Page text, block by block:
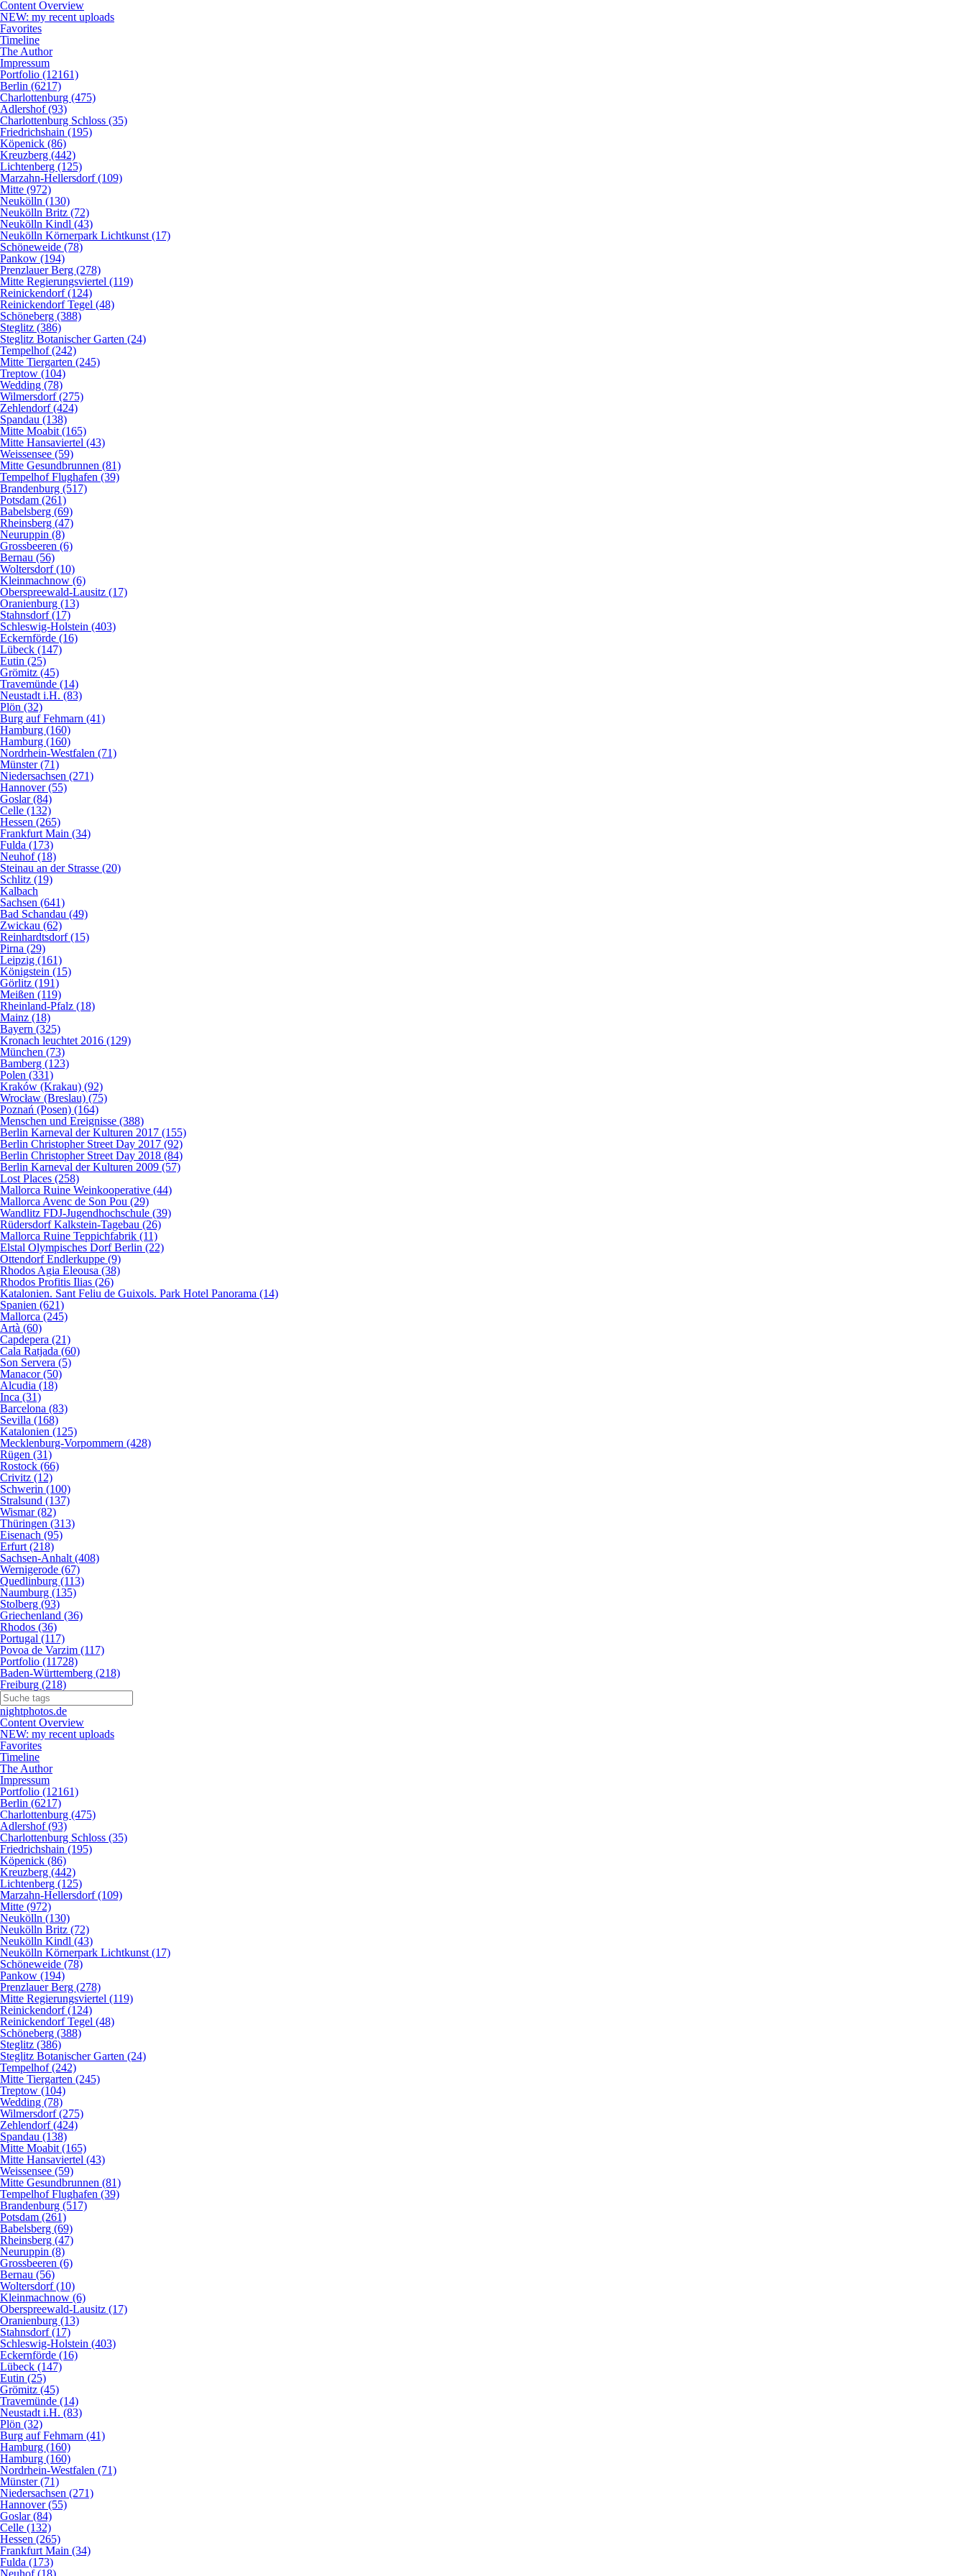
Content Overview
NEW: my recent uploads
Favorites
Timeline
The Author
Impressum
Portfolio (12161)
Berlin (6217)
Charlottenburg (475)
Adlershof (93)
Charlottenburg Schloss (35)
Friedrichshain (195)
Köpenick (86)
Kreuzberg (442)
Lichtenberg (125)
Marzahn-Hellersdorf (109)
Mitte (972)
Neukölln (130)
Neukölln Britz (72)
Neukölln Kindl (43)
Neukölln Körnerpark Lichtkunst (17)
Schöneweide (78)
Pankow (194)
Prenzlauer Berg (278)
Mitte Regierungsviertel (119)
Reinickendorf (124)
Reinickendorf Tegel (48)
Schöneberg (388)
Steglitz (386)
Steglitz Botanischer Garten (24)
Tempelhof (242)
Mitte Tiergarten (245)
Treptow (104)
Wedding (78)
Wilmersdorf (275)
Zehlendorf (424)
Spandau (138)
Mitte Moabit (165)
Mitte Hansaviertel (43)
Weissensee (59)
Mitte Gesundbrunnen (81)
Tempelhof Flughafen (39)
Brandenburg (517)
Potsdam (261)
Babelsberg (69)
Rheinsberg (47)
Neuruppin (8)
Grossbeeren (6)
Bernau (56)
Woltersdorf (10)
Kleinmachnow (6)
Oberspreewald-Lausitz (17)
Oranienburg (13)
Stahnsdorf (17)
Schleswig-Holstein (403)
Eckernförde (16)
Lübeck (147)
Eutin (25)
Grömitz (45)
Travemünde (14)
Neustadt i.H. (83)
Plön (32)
Burg auf Fehmarn (41)
Hamburg (160)
Hamburg (160)
Nordrhein-Westfalen (71)
Münster (71)
Niedersachsen (271)
Hannover (55)
Goslar (84)
Celle (132)
Hessen (265)
Frankfurt Main (34)
Fulda (173)
Neuhof (18)
Steinau an der Strasse (20)
Schlitz (19)
Kalbach
Sachsen (641)
Bad Schandau (49)
Zwickau (62)
Reinhardtsdorf (15)
Pirna (29)
Leipzig (161)
Königstein (15)
Görlitz (191)
Meißen (119)
Rheinland-Pfalz (18)
Mainz (18)
Bayern (325)
Kronach leuchtet 2016 (129)
München (73)
Bamberg (123)
Polen (331)
Kraków (Krakau) (92)
Wrocław (Breslau) (75)
Poznań (Posen) (164)
Menschen und Ereignisse (388)
Berlin Karneval der Kulturen 2017 (155)
Berlin Christopher Street Day 2017 (92)
Berlin Christopher Street Day 2018 (84)
Berlin Karneval der Kulturen 2009 (57)
Lost Places (258)
Mallorca Ruine Weinkooperative (44)
Mallorca Avenc de Son Pou (29)
Wandlitz FDJ-Jugendhochschule (39)
Rüdersdorf Kalkstein-Tagebau (26)
Mallorca Ruine Teppichfabrik (11)
Elstal Olympisches Dorf Berlin (22)
Ottendorf Endlerkuppe (9)
Rhodos Agia Eleousa (38)
Rhodos Profitis Ilias (26)
Katalonien. Sant Feliu de Guixols. Park Hotel Panorama (14)
Spanien (621)
Mallorca (245)
Artà (60)
Capdepera (21)
Cala Ratjada (60)
Son Servera (5)
Manacor (50)
Alcudia (18)
Inca (31)
Barcelona (83)
Sevilla (168)
Katalonien (125)
Mecklenburg-Vorpommern (428)
Rügen (31)
Rostock (66)
Crivitz (12)
Schwerin (100)
Stralsund (137)
Wismar (82)
Thüringen (313)
Eisenach (95)
Erfurt (218)
Sachsen-Anhalt (408)
Wernigerode (67)
Quedlinburg (113)
Naumburg (135)
Stolberg (93)
Griechenland (36)
Rhodos (36)
Portugal (117)
Povoa de Varzim (117)
Portfolio (11728)
Baden-Württemberg (218)
Freiburg (218)
nightphotos.de
Content Overview
NEW: my recent uploads
Favorites
Timeline
The Author
Impressum
Portfolio (12161)
Berlin (6217)
Charlottenburg (475)
Adlershof (93)
Charlottenburg Schloss (35)
Friedrichshain (195)
Köpenick (86)
Kreuzberg (442)
Lichtenberg (125)
Marzahn-Hellersdorf (109)
Mitte (972)
Neukölln (130)
Neukölln Britz (72)
Neukölln Kindl (43)
Neukölln Körnerpark Lichtkunst (17)
Schöneweide (78)
Pankow (194)
Prenzlauer Berg (278)
Mitte Regierungsviertel (119)
Reinickendorf (124)
Reinickendorf Tegel (48)
Schöneberg (388)
Steglitz (386)
Steglitz Botanischer Garten (24)
Tempelhof (242)
Mitte Tiergarten (245)
Treptow (104)
Wedding (78)
Wilmersdorf (275)
Zehlendorf (424)
Spandau (138)
Mitte Moabit (165)
Mitte Hansaviertel (43)
Weissensee (59)
Mitte Gesundbrunnen (81)
Tempelhof Flughafen (39)
Brandenburg (517)
Potsdam (261)
Babelsberg (69)
Rheinsberg (47)
Neuruppin (8)
Grossbeeren (6)
Bernau (56)
Woltersdorf (10)
Kleinmachnow (6)
Oberspreewald-Lausitz (17)
Oranienburg (13)
Stahnsdorf (17)
Schleswig-Holstein (403)
Eckernförde (16)
Lübeck (147)
Eutin (25)
Grömitz (45)
Travemünde (14)
Neustadt i.H. (83)
Plön (32)
Burg auf Fehmarn (41)
Hamburg (160)
Hamburg (160)
Nordrhein-Westfalen (71)
Münster (71)
Niedersachsen (271)
Hannover (55)
Goslar (84)
Celle (132)
Hessen (265)
Frankfurt Main (34)
Fulda (173)
Neuhof (18)